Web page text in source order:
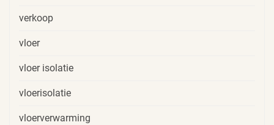
verkoop
vloer
vloer isolatie
vloerisolatie
vloerverwarming